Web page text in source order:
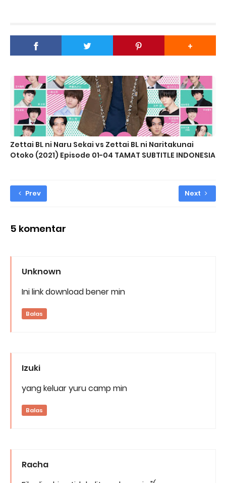
Zettai BL ni Naru Sekai vs Zettai BL ni Naritakunai
Otoko (2021) Episode 01-04 TAMAT SUBTITLE INDONESIA
Prev Next
5 komentar
Unknown
Ini link download bener min
Balas
Izuki
yang keluar yuru camp min
Balas
Racha